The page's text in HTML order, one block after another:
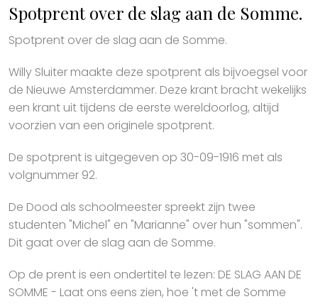
Spotprent over de slag aan de Somme.
Spotprent over de slag aan de Somme.
Willy Sluiter maakte deze spotprent als bijvoegsel voor
de Nieuwe Amsterdammer. Deze krant bracht wekelijks
een krant uit tijdens de eerste wereldoorlog, altijd
voorzien van een originele spotprent.
De spotprent is uitgegeven op 30-09-1916 met als
volgnummer 92.
De Dood als schoolmeester spreekt zijn twee
studenten "Michel" en "Marianne" over hun "sommen".
Dit gaat over de slag aan de Somme.
Op de prent is een ondertitel te lezen: DE SLAG AAN DE
SOMME - Laat ons eens zien, hoe 't met de Somme